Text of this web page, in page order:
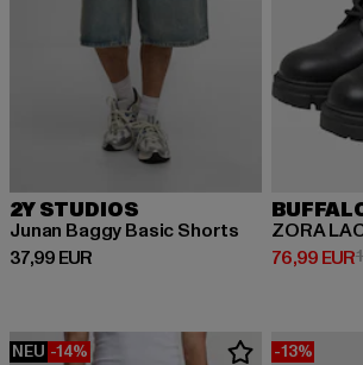
2Y STUDIOS
Junan Baggy Basic Shorts
37,99 EUR
Derzeitiger Preis: 37,99 EUR
76,99 EUR
Derzeitiger
NEU -14% -13%